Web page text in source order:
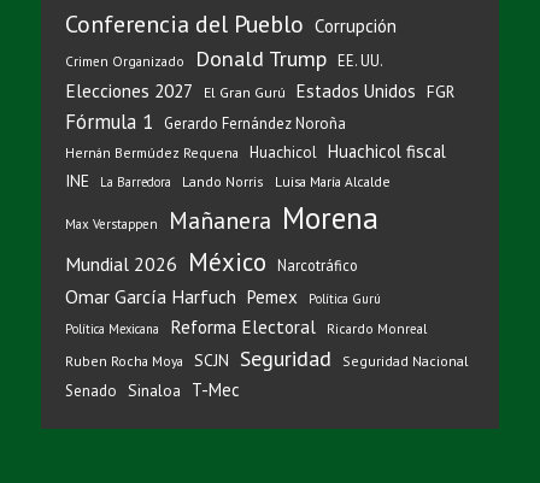
Conferencia del Pueblo Corrupción
Crimen Organizado Donald Trump EE. UU.
Elecciones 2027 El Gran Gurú Estados Unidos FGR
Fórmula 1 Gerardo Fernández Noroña
Hernán Bermúdez Requena Huachicol Huachicol fiscal
INE La Barredora Lando Norris Luisa María Alcalde
Max Verstappen Mañanera Morena
Mundial 2026 México Narcotráfico
Omar García Harfuch Pemex
Política Gurú
Política Mexicana
Reforma Electoral
Ricardo Monreal
Ruben Rocha Moya
SCJN Seguridad Seguridad Nacional
Senado Sinaloa T-Mec